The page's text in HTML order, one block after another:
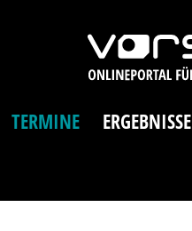
TERMINE ERGEBNISSE